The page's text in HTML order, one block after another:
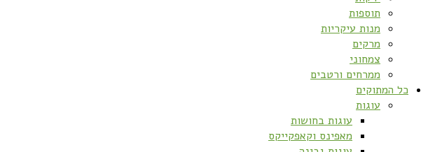
תוספות
מנות עיקריות
מרקים
צמחוני
ממרחים ורטבים
כל המתוקים
עוגות
עוגות בחושות
מאפינס וקאפקייקס